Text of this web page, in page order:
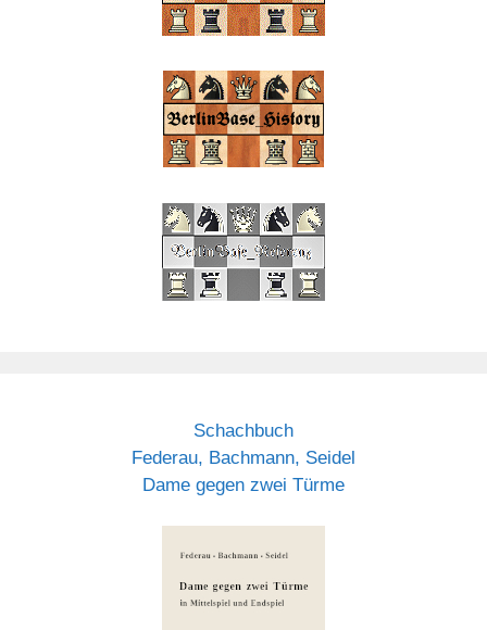
Schachbuch
Federau, Bachmann, Seidel
Dame gegen zwei Türme